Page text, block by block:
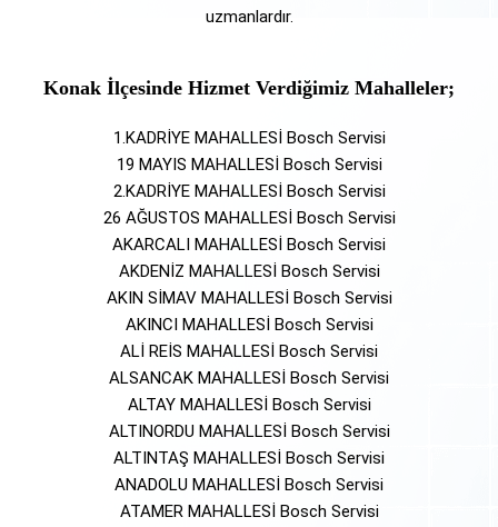
uzmanlardır.
Konak İlçesinde Hizmet Verdiğimiz Mahalleler;
1.KADRİYE MAHALLESİ Bosch Servisi
19 MAYIS MAHALLESİ Bosch Servisi
2.KADRİYE MAHALLESİ Bosch Servisi
26 AĞUSTOS MAHALLESİ Bosch Servisi
AKARCALI MAHALLESİ Bosch Servisi
AKDENİZ MAHALLESİ Bosch Servisi
AKIN SİMAV MAHALLESİ Bosch Servisi
AKINCI MAHALLESİ Bosch Servisi
ALİ REİS MAHALLESİ Bosch Servisi
ALSANCAK MAHALLESİ Bosch Servisi
ALTAY MAHALLESİ Bosch Servisi
ALTINORDU MAHALLESİ Bosch Servisi
ALTINTAŞ MAHALLESİ Bosch Servisi
ANADOLU MAHALLESİ Bosch Servisi
ATAMER MAHALLESİ Bosch Servisi